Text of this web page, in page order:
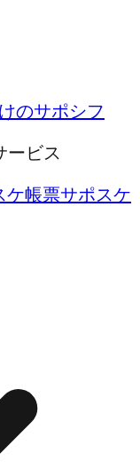
のサポシフ
ービス
ケ帳票サポスケ